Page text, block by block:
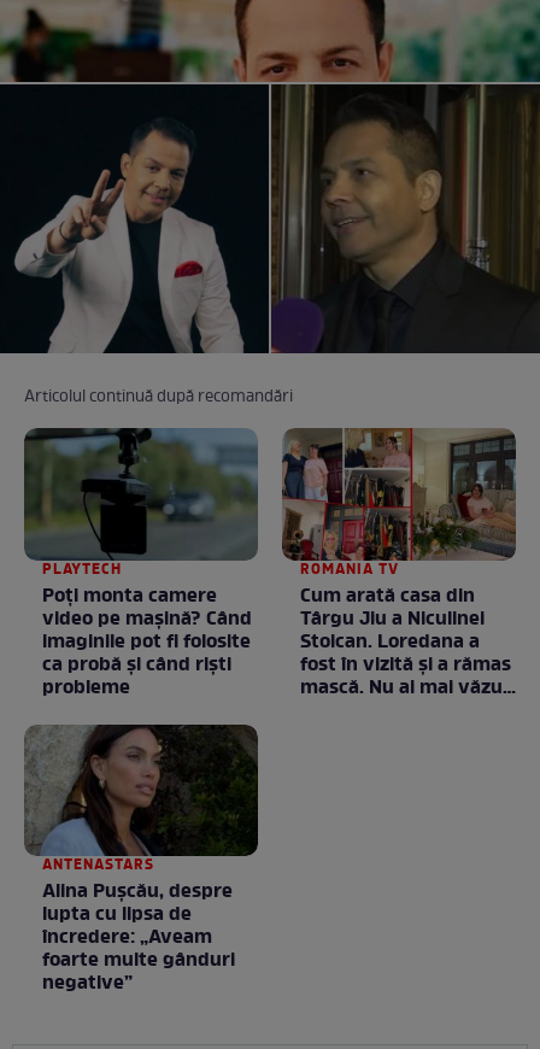
Articolul continuă după recomandări
PLAYTECH
Poți monta camere
video pe mașină? Când
imaginile pot fi folosite
ca probă și când riști
probleme
ROMANIA TV
Cum arată casa din
Târgu Jiu a Niculinei
Stoican. Loredana a
fost în vizită și a rămas
mască. Nu ai mai văzut
ANTENASTARS
Alina Pușcău, despre
lupta cu lipsa de
încredere: „Aveam
foarte multe gânduri
negative”